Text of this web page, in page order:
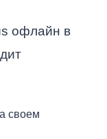
офлайн в
своем